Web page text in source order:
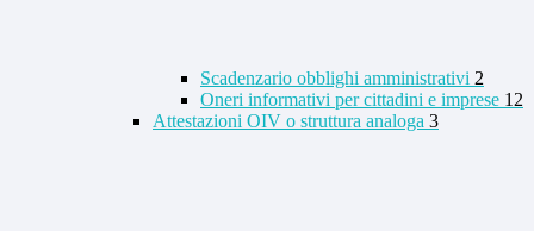
Scadenzario obblighi amministrativi 2
Oneri informativi per cittadini e imprese 12
Attestazioni OIV o struttura analoga 3